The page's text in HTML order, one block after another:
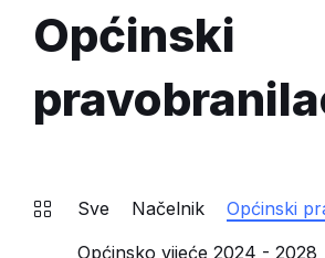
Općinski
Sve Načelnik
Općinski
Općinsko vijeće 2024 - 2028